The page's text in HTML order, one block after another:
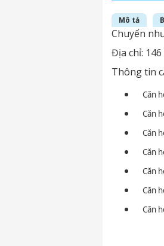
Mô tả
Chuyển
Địa chỉ:
Thông tin
Căn
Căn
Căn
Căn
Căn
Căn
Căn